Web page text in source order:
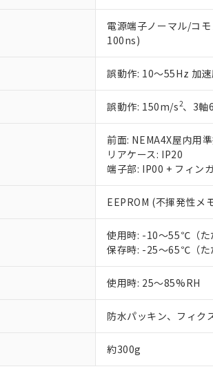
電源端子ノーマル/コ
100ns)
誤動作: 10～55Hz 加
誤動作: 150m/s2、3軸
前面: NEMA4X屋内用
リアケース: IP20
端子部: IP00 + フィン
EEPROM (不揮発性メ
使用時: -10～55℃（た
保存時: -25～65℃（た
使用時: 25～85%RH
防水パッキン、フィク
約300g